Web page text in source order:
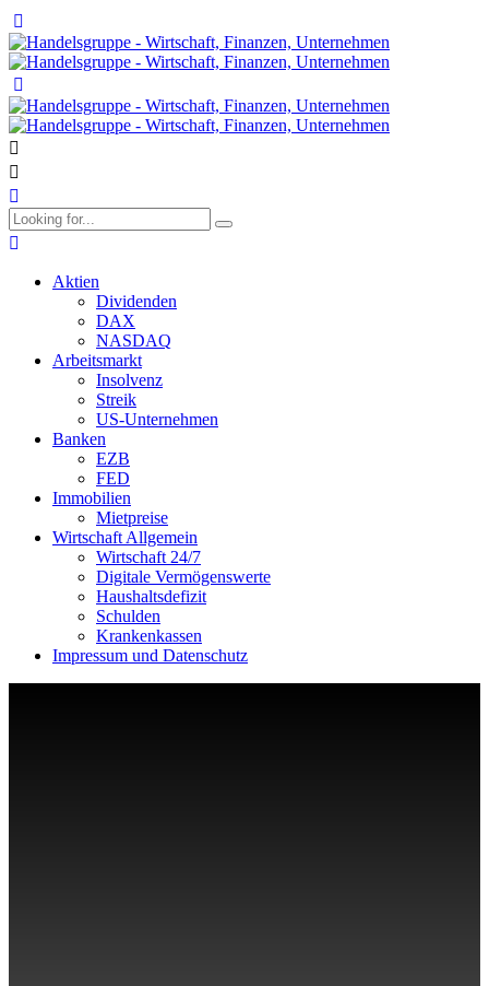
Aktien
Dividenden
DAX
NASDAQ
Arbeitsmarkt
Insolvenz
Streik
US-Unternehmen
Banken
EZB
FED
Immobilien
Mietpreise
Wirtschaft Allgemein
Wirtschaft 24/7
Digitale Vermögenswerte
Haushaltsdefizit
Schulden
Krankenkassen
Impressum und Datenschutz